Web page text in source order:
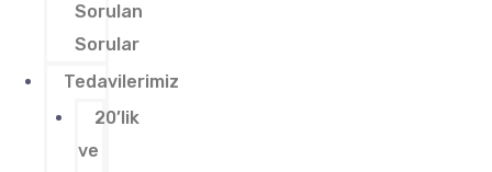
Sorulan
Sorular
Tedavilerimiz
20’lik
ve